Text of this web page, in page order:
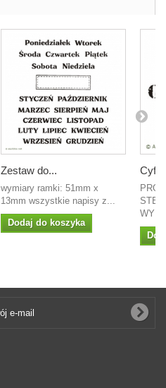
Zestaw do...
wymiary ramki: 51mm x
13mm wszystkie napisy z...
Dodaj do koszyka
Cyfry